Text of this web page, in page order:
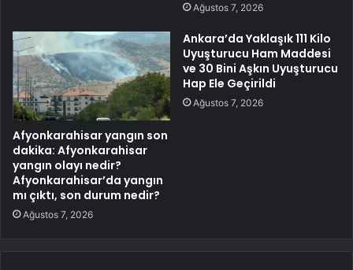
Ağustos 7, 2026
Afyonkarahisar yangın son
dakika: Afyonkarahisar
yangın olayı nedir?
Afyonkarahisar’da yangın
mı çıktı, son durum nedir?
Ağustos 7, 2026
Ankara’da Yaklaşık 111 Kilo
Uyuşturucu Ham Maddesi
ve 30 Bini Aşkın Uyuşturucu
Hap Ele Geçirildi
Ağustos 7, 2026